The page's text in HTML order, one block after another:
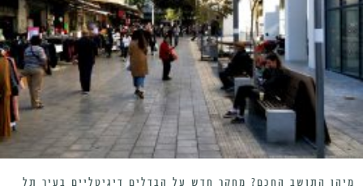
מיהו התושב החכם? מחקר חדש על הבדלים דיגיטליים בעיר תל